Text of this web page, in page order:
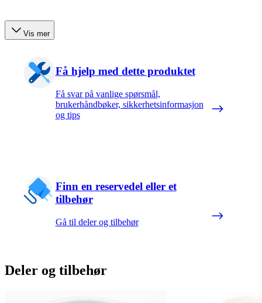
Vis mer
Få hjelp med dette produktet
Få svar på vanlige spørsmål,
brukerhåndbøker, sikkerhetsinformasjon
og tips
Finn en reservedel eller et
tilbehør
Gå til deler og tilbehør
Deler og tilbehør